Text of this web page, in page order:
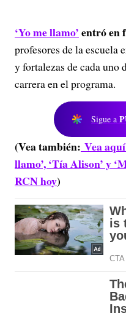
‘Yo me llamo’entró en
profesores de la escuela
y fortalezas de cada uno
carrera en el programa.
Sigue a
(Vea también: Vea
llamo’, ‘Tía Alison’ y
RCN hoy)